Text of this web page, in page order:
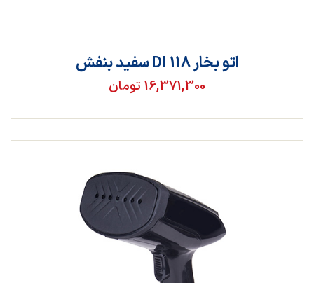
اتو بخار DI 118 سفید بنفش
16,371,300 تومان